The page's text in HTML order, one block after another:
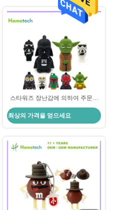
스타워즈 장난감에 의하여 주문을
받아서 만들어진 펜은 64gb의 선물
을 위한 만화 Usb 섬광 드라이브를
몹니다
최상의 가격을 얻으세요